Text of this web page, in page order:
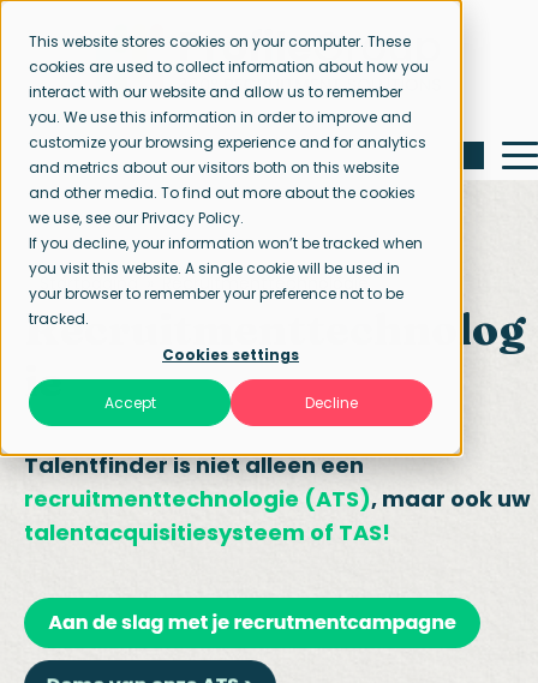
This website stores cookies on your computer. These
cookies are used to collect information about how you
interact with our website and allow us to remember
you. We use this information in order to improve and
customize your browsing experience and for analytics
and metrics about our visitors both on this website
and other media. To find out more about the cookies
we use, see our Privacy Policy.
If you decline, your information won’t be tracked when
you visit this website. A single cookie will be used in
your browser to remember your preference not to be
tracked.
Cookies settings
Accept Decline
Startpagina Recruitmenttechnologie
Recruitmenttechnolog
ie
Talentfinder is niet alleen een
recruitmenttechnologie (ATS), maar ook uw
talentacquisitiesysteem of TAS!